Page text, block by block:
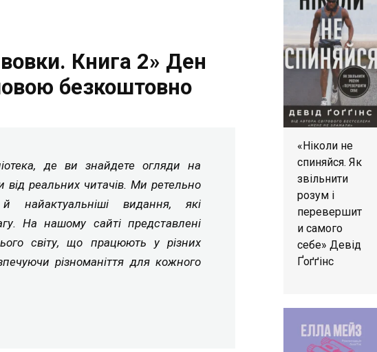
Книга 2» Ден
безкоштовно
де ви знайдете огляди на
від реальних читачів. Ми ретельно
й найактуальніші видання, які
На нашому сайті представлені
світу, що працюють у різних
різноманіття для кожного
«Ніколи не
спиняйся. Як
звільнити
розум і
перевершит
и самого
себе» Девід
Ґоґґінс